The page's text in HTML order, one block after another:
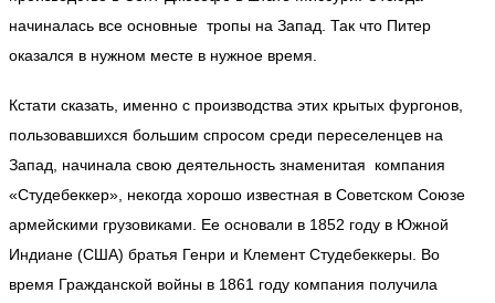
начиналась все основные тропы на Запад. Так что Питер
оказался в нужном месте в нужное время.
Кстати сказать, именно с производства этих крытых фургонов,
пользовавшихся большим спросом среди переселенцев на
Запад, начинала свою деятельность знаменитая компания
«Студебеккер», некогда хорошо известная в Советском Союзе
армейскими грузовиками. Ее основали в 1852 году в Южной
Индиане (США) братья Генри и Клемент Студебеккеры. Во
время Гражданской войны в 1861 году компания получила